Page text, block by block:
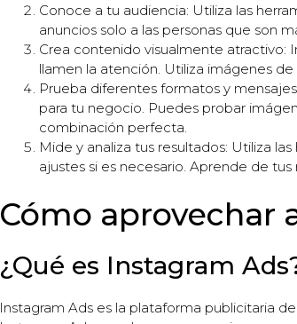
Conoce a tu audiencia: Utiliza las
anuncios solo a las personas que son
Crea contenido visualmente atractivo:
llamen la atención. Utiliza imágenes
Prueba diferentes formatos y
para tu negocio. Puedes probar
combinación perfecta.
Mide y analiza tus resultados: Utiliza
ajustes si es necesario. Aprende de
Cómo aprovechar
¿Qué es Instagram
Instagram Ads es la plataforma publicitaria